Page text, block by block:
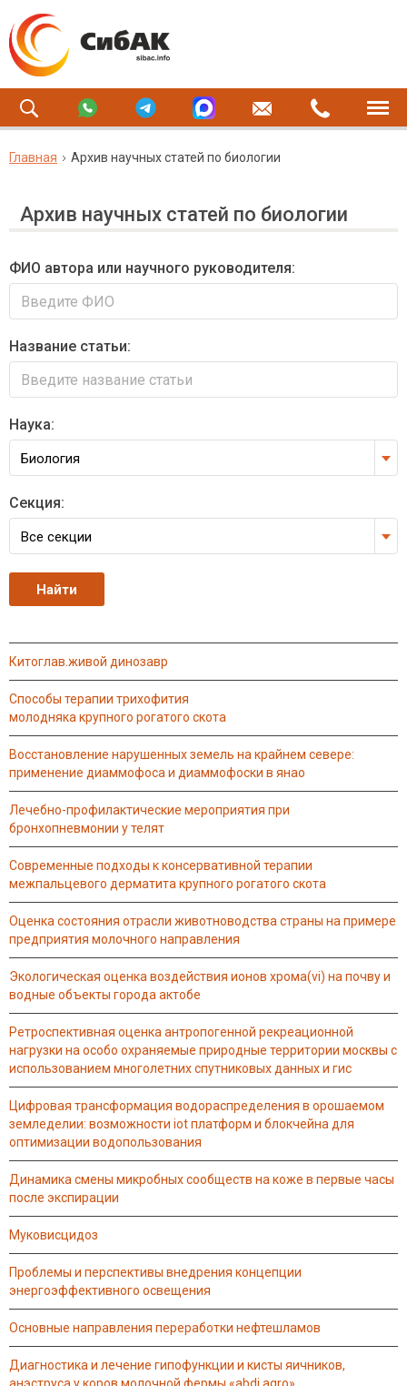
Главная Архив научных статей по биологии
Архив научных статей по биологии
ФИО автора или научного руководителя:
Название статьи:
Наука:
Биология
Секция:
Все секции
китоглав.живой динозавр
способы терапии трихофития
молодняка крупного рогатого скота
восстановление нарушенных земель на крайнем севере:
применение диаммофоса и диаммофоски в янао
лечебно-профилактические мероприятия при
бронхопневмонии у телят
современные подходы к консервативной терапии
межпальцевого дерматита крупного рогатого скота
оценка состояния отрасли животноводства страны на примере
предприятия молочного направления
экологическая оценка воздействия ионов хрома(vi) на почву и
водные объекты города актобе
ретроспективная оценка антропогенной рекреационной
нагрузки на особо охраняемые природные территории москвы с
использованием многолетних спутниковых данных и гис
цифровая трансформация водораспределения в орошаемом
земледелии: возможности iot платформ и блокчейна для
оптимизации водопользования
динамика смены микробных сообществ на коже в первые часы
после экспирации
муковисцидоз
проблемы и перспективы внедрения концепции
энергоэффективного освещения
основные направления переработки нефтешламов
диагностика и лечение гипофункции и кисты яичников,